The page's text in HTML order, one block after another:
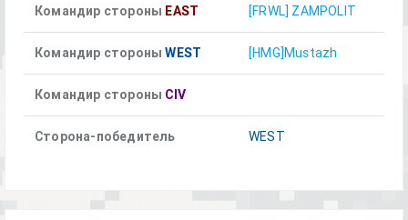
Командир стороны EAST [FRWL] ZAMPOLIT
Командир стороныWEST [HMG]Mustazh
Командир стороны CIV
Сторона-победитель WEST